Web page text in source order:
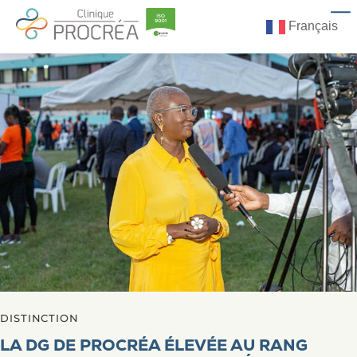
Français
DISTINCTION
LA DG DE PROCRÉA ÉLEVÉE AU RANG